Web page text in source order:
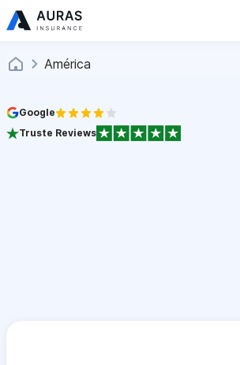
América
Google
Truste Reviews